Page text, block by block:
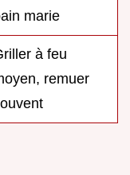
marie
à feu
remuer